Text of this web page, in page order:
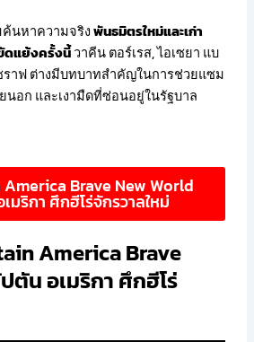
นหาความจริงพันธมิตรใหม่และเก่า
ดแย้งครั้งนี้วาคีน ตอร์เรส, ไอเซยา แบ
ราฟ ต่างมีบทบาทสำคัญในการช่วยแซม
อก และเงามืดที่ซ่อนอยู่ในรัฐบาล
Brave New World
มริกา ศึกฮีโร่จักรวาลใหม่
America Brave
ตัน อเมริกา ศึกฮีโร่